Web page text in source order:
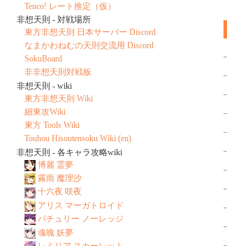
Tenco! レート推定（仮）
非想天則 - 対戦場所
東方非想天則 日本サーバー Discord
なまかわねむの天則交流用 Discord
SokuBoard
非非想天則対戦板
非想天則 - wiki
東方非想天則 Wiki
細東攻Wiki
東方 Tools Wiki
Touhou Hisoutensoku Wiki (en)
非想天則 - 各キャラ攻略wiki
博麗 霊夢
霧雨 魔理沙
十六夜 咲夜
アリス マーガトロイド
パチュリー ノーレッジ
魂魄 妖夢